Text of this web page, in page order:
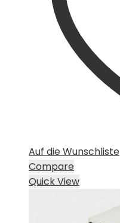
Auf die Wunschliste
Compare
Quick View